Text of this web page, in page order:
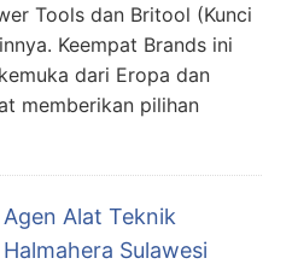
Tools dan Britool (Kunci
Keempat Brands ini
dari Eropa dan
memberikan pilihan
Agen Alat Teknik
Halmahera Sulawesi